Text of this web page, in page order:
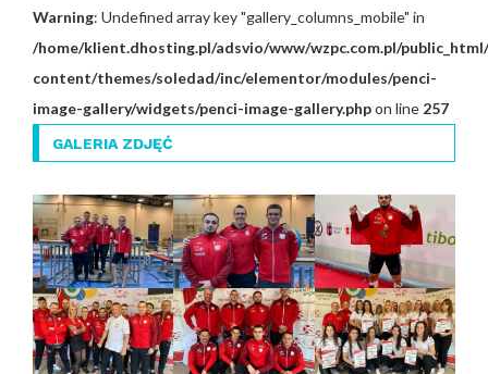
Warning: Undefined array key "gallery_columns_mobile" in
/home/klient.dhosting.pl/adsvio/www/wzpc.com.pl/
content/themes/soledad/inc/elementor/modules/penci-
image-gallery/widgets/penci-image-gallery.phpon line 257
GALERIA ZDJĘĆ